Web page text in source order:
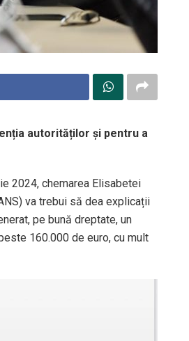
autorităților și pentru a
2024, chemarea Elisabetei
va trebui să dea explicații
pe bună dreptate, un
160.000 de euro, cu mult